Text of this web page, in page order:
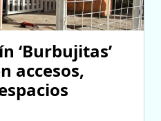
‘Burbujitas’
accesos,